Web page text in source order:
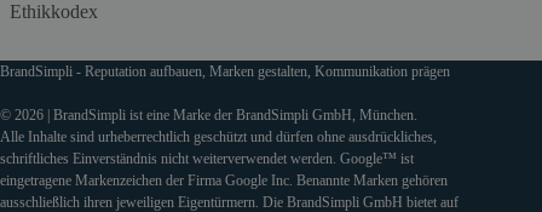
Ethikkodex
BrandSimpli - Reputation aufbauen, Marken gestalten, Kommunikation prägen
© 2026 | BrandSimpli ist eine Marke der BrandSimpli GmbH, München.
Alle Inhalte sind urheberrechtlich geschützt und dürfen ohne ausdrückliches,
schriftliches Einverständnis nicht weiterverwendet werden. Google™ ist
eingetragene Markenzeichen der Firma Google Inc. Benannte Marken gehören
ausschließlich ihren jeweiligen Eigentürmern. Die BrandSimpli GmbH bietet auf